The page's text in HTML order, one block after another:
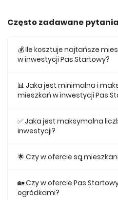
Często zadawane pytania
💰 Ile kosztuje najtańsze
w inwestycji Pas Startowy?
526 036 zł.
📊 Jaka jest minimalna i
mieszkań w inwestycji Pas
Startowy posiada 99,87,
mieszkanie ma metraż 27,57.
✅ Jaka jest maksymalna
inwestycji?
posiada 5.
🌟 Czy w ofercie są
mieszkań z balkonami.
🏡 Czy w ofercie Pas
ogródkami?